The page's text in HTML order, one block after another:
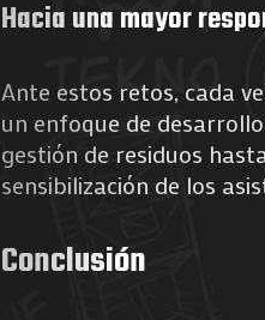
de
Nous
Search
Hacia una mayor
Ante estos retos, cada
un enfoque de
gestión de residuos
sensibilización de los
Conclusión